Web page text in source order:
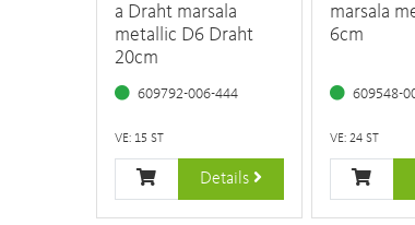
a Draht marsala
metallic D6 Draht
20cm
609792-006-444
VE: 15 ST
Details
marsala
6cm
609548-
VE: 24 ST